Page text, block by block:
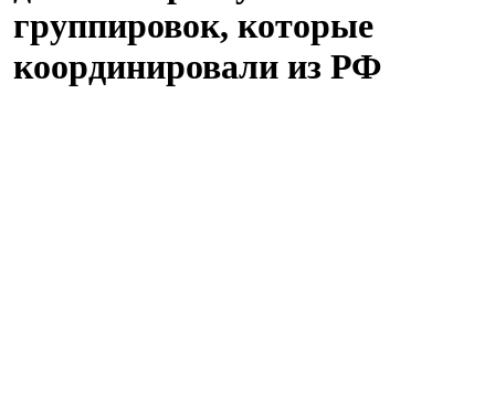
группировок, которые
координировали из РФ